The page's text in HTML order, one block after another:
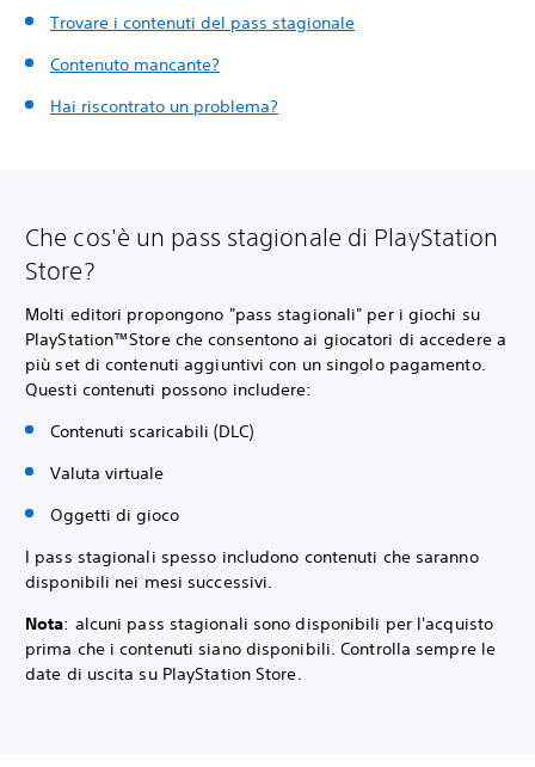
Trovare i contenuti del pass stagionale
Contenuto mancante?
Hai riscontrato un problema?
Che cos'è un pass stagionale di PlayStation
Store?
Molti editori propongono "pass stagionali" per i giochi su
PlayStation™Store che consentono ai giocatori di accedere a
più set di contenuti aggiuntivi con un singolo pagamento.
Questi contenuti possono includere:
Contenuti scaricabili (DLC)
Valuta virtuale
Oggetti di gioco
I pass stagionali spesso includono contenuti che saranno
disponibili nei mesi successivi.
Nota: alcuni pass stagionali sono disponibili per l'acquisto
prima che i contenuti siano disponibili. Controlla sempre le
date di uscita su PlayStation Store.